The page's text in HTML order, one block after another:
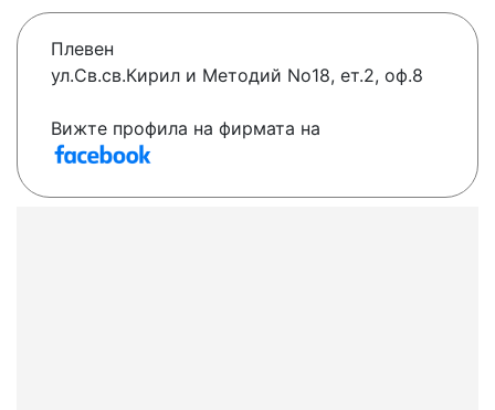
Плевен
ул.Св.св.Кирил и Методий No18, ет.2, оф.8
Вижте профила на фирмата на